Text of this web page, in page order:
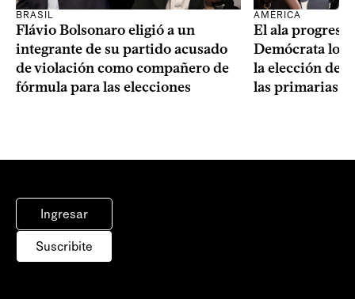
BRASIL
Flávio Bolsonaro eligió a un
integrante de su partido acusado
de violación como compañero de
fórmula para las elecciones
AMÉRICA
El ala
Demócrata
la elección de
las primarias
Ingresar
Suscribite